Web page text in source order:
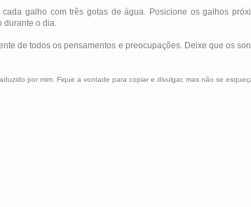
galho com três gotas de água. Posicione os galhos
durante o dia.
de todos os pensamentos e preocupações. Deixe que os
por mim. Fique a vontade para copiar e divulgar, mas não se